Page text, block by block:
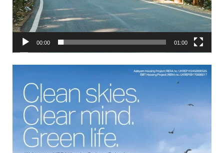
00:00 01:00